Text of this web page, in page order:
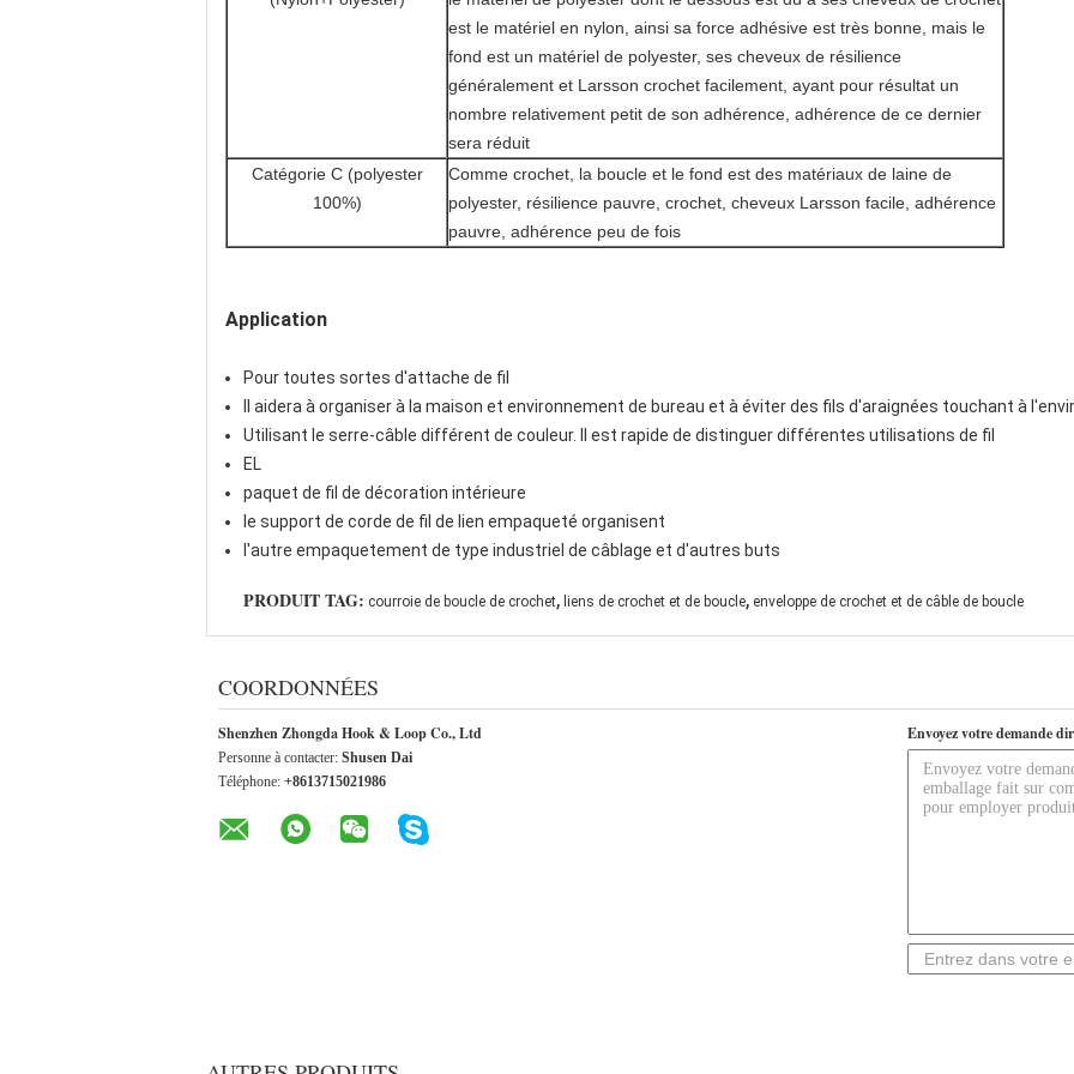
est le matériel en nylon, ainsi sa force adhésive est très bonne, mais le
fond est un matériel de polyester, ses cheveux de résilience
généralement et Larsson crochet facilement, ayant pour résultat un
nombre relativement petit de son adhérence, adhérence de ce dernier
sera réduit
Catégorie C (polyester
100%)
Comme crochet, la boucle et le fond est des matériaux de laine de
polyester, résilience pauvre, crochet, cheveux Larsson facile, adhérence
pauvre, adhérence peu de fois
Application
Pour toutes sortes d'attache de fil
Il aidera à organiser à la maison et environnement de bureau et à éviter des fils d'araignées touchant à
Utilisant le serre-câble différent de couleur. Il est rapide de distinguer différentes utilisations de fil
EL
paquet de fil de décoration intérieure
le support de corde de fil de lien empaqueté organisent
l'autre empaquetement de type industriel de câblage et d'autres buts
PRODUIT TAG: courroie de boucle de crochet, liens de crochet et de boucle, enveloppe de crochet et de câble de boucle
COORDONNÉES
Shenzhen Zhongda Hook & Loop Co., Ltd
Personne à contacter: Shusen Dai
Téléphone: +8613715021986
Envoyez votre demande